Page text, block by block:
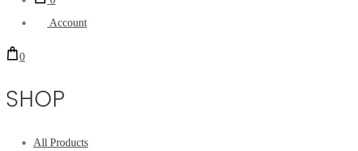
Account
0
SHOP
All Products